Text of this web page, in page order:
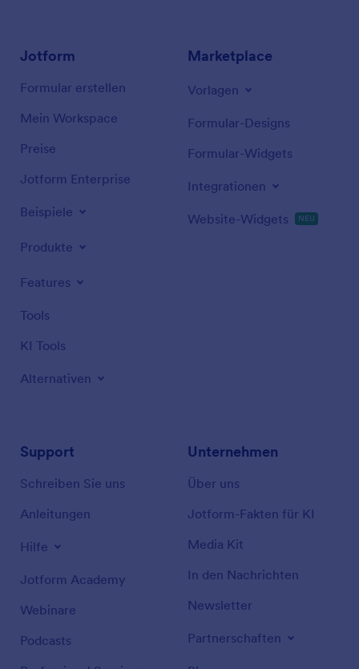
Jotform
Formular erstellen
Mein Workspace
Preise
Jotform Enterprise
Beispiele
Produkte
Features
Tools
KI Tools
Alternativen
Marketplace
Vorlagen
Formular-Designs
Formular-Widgets
Integrationen
Website-Widgets NEU
Support
Schreiben Sie uns
Anleitungen
Hilfe
Jotform Academy
Webinare
Podcasts
Unternehmen
Über uns
Jotform-Fakten für KI
Media Kit
In den Nachrichten
Newsletter
Partnerschaften